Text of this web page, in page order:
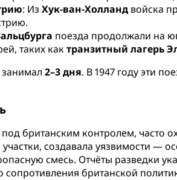
: ИзХук-ван-Холланд войска
поезда продолжали на
таких кактранзитный лагерь
занимал2–3 дня. В 1947 году эти
британским контролем, часто
создавала уязвимости —
смесь. Отчёты разведки
сопротивления британской